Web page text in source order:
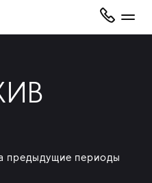
предыдущие периоды